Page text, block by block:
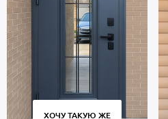
сторона: МДФ. Взломостойкие
В полости створки имеется
минплита. Уплотнение: 3 контура
звукоизоляции.
Дверь порошок рассчитана на
сохраняет работоспособность
закрывания. Использование
контроль за точным соответствием
ХОЧУ ТАКУЮ ЖЕ